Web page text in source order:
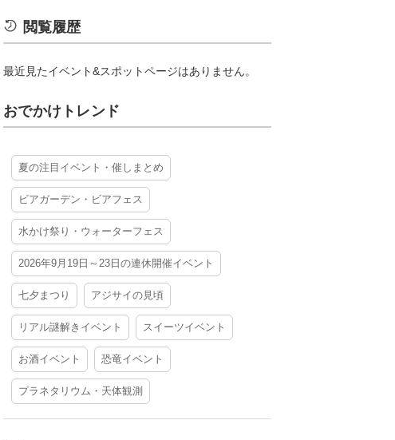
閲覧履歴
最近見たイベント&スポットページはありません。
おでかけトレンド
夏の注目イベント・催しまとめ
ビアガーデン・ビアフェス
水かけ祭り・ウォーターフェス
2026年9月19日～23日の連休開催イベント
七夕まつり アジサイの見頃
リアル謎解きイベント スイーツイベント
お酒イベント 恐竜イベント
プラネタリウム・天体観測